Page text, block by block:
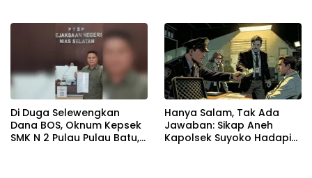
Di Duga Selewengkan
Dana BOS, Oknum Kepsek
SMK N 2 Pulau Pulau Batu,
Hanya Salam, Tak Ada
Jawaban: Sikap Aneh
Kapolsek Suyoko Hadapi